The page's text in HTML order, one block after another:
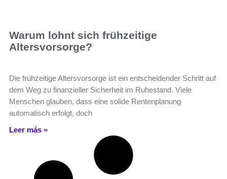
Warum lohnt sich frühzeitige
Altersvorsorge?
Die frühzeitige Altersvorsorge ist ein entscheidender Schritt auf
dem Weg zu finanzieller Sicherheit im Ruhestand. Viele
Menschen glauben, dass eine solide Rentenplanung
automatisch erfolgt, doch
Leer más »